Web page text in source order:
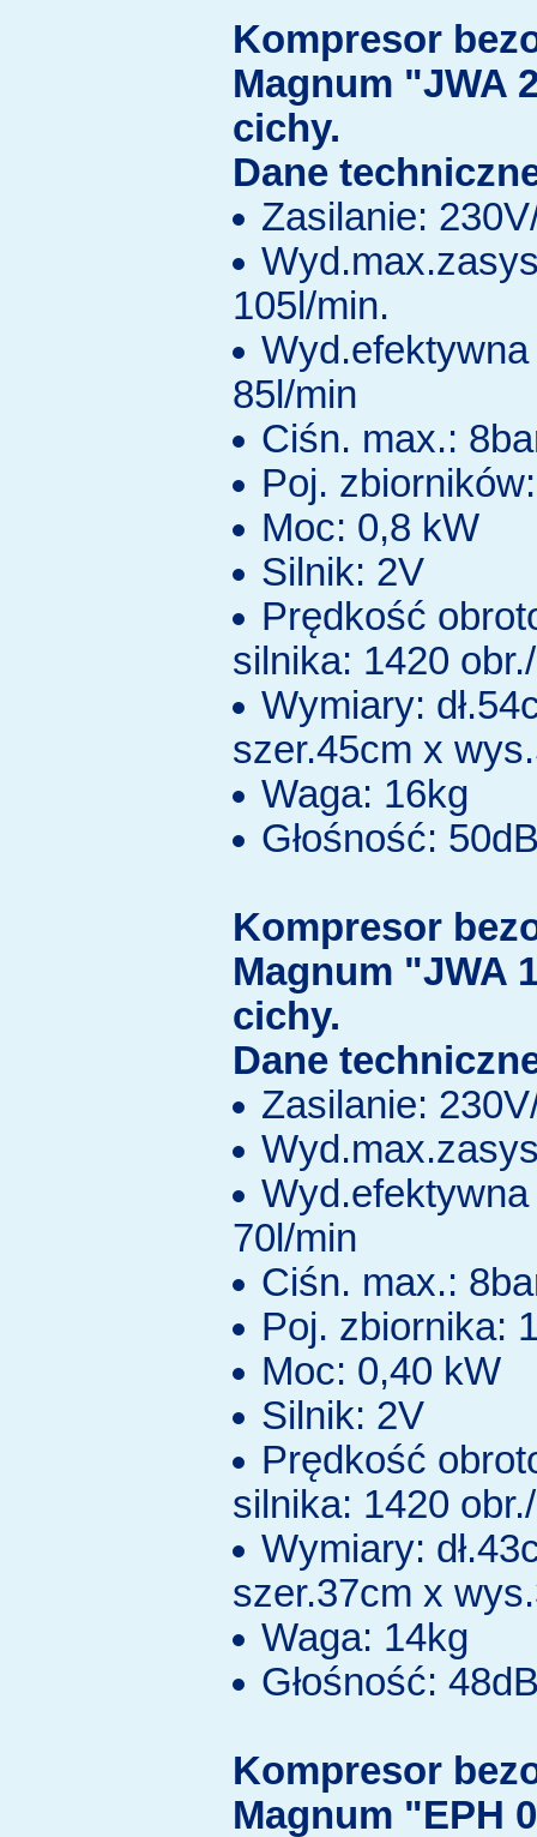
Kompresor
Magnum "JWA
cichy.
Dane
Zasilanie:
105l/min.
85l/min
Ciśn. max.:
Poj.
Moc: 0,8 kW
Silnik: 2V
Prędkość
silnika: 1420
Wymiary:
szer.45cm x
Waga: 16kg
Głośność:
Kompresor
Magnum "JWA
cichy.
Dane
Zasilanie:
70l/min
Ciśn. max.:
Poj. zbiornika:
Moc: 0,40 kW
Silnik: 2V
Prędkość
silnika: 1420
Wymiary:
szer.37cm x
Waga: 14kg
Głośność:
Kompresor
Magnum "EPH